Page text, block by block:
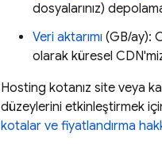
dosyalarınız)
Veri aktarımı (GB/ay):
olarak küresel
Hosting kotanız site veya
düzeylerini etkinleştirmek
kotalar ve fiyatlandırma